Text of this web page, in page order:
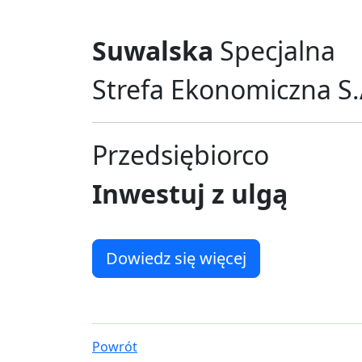
Suwalska Specjalna
Strefa Ekonomiczna
Przedsiębiorco
Inwestuj z ulgą
Dowiedz się więcej
Powrót